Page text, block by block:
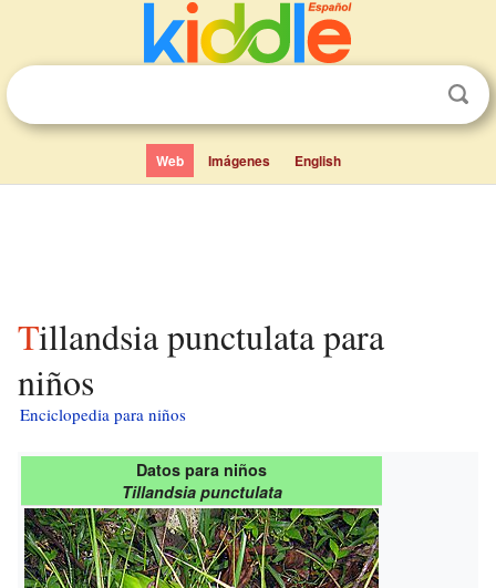
Web Imágenes English
Tillandsia punctulata para
niños
Enciclopedia para niños
Datos para niños
Tillandsia punctulata